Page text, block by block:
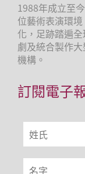
1988年成立至
位藝術表演環
化，足跡踏遍
劇及統合製作
機構。
訂閱電子